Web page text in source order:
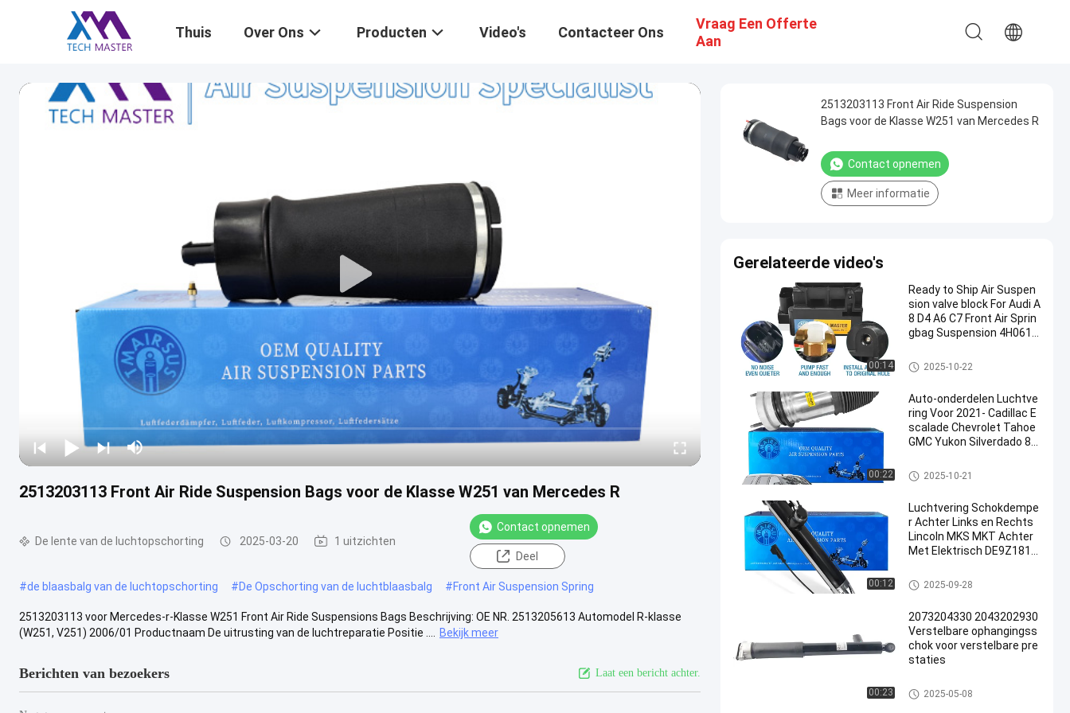
Thuis Over Ons Producten Video's Contacteer Ons
Vraag Een Offerte
Aan
2513203113 Front Air Ride Suspension Bags voor de Klasse W251 van Mercedes R
De lente van de luchtopschorting 2025-03-20 1 uitzichten
Contact opnemen
Deel
#de blaasbalg van de luchtopschorting #De Opschorting van de luchtblaasbalg #Front Air Suspension Spring
2513203113 voor Mercedes-r-Klasse W251 Front Air Ride Suspensions Bags Beschrijving: OE NR. 2513205613 Automodel R-klasse
(W251, V251) 2006/01 Productnaam De uitrusting van de luchtreparatie Positie ....
Bekijk meer
Berichten van bezoekers Laat een bericht achter.
2513203113 Front Air Ride Suspension
Bags voor de Klasse W251 van Mercedes R
Contact opnemen
Meer informatie
Gerelateerde video's
00:14
Ready to Ship Air Suspen
sion valve block For Audi A
8 D4 A6 C7 Front Air Sprin
gbag Suspension 4H0616
De lente van de luchtopschorti
ng
2025-10-22
00:22
Auto-onderdelen Luchtve
ring Voor 2021- Cadillac E
scalade Chevrolet Tahoe
GMC Yukon Silverdado 84
De lente van de luchtopschorti
ng
2025-10-21
00:12
Luchtvering Schokdempe
r Achter Links en Rechts
Lincoln MKS MKT Achter
Met Elektrisch DE9Z1812
25G DE9Z18125H DE9Z18
125F
De Schok van de luchtopschor
ting
2025-09-28
00:23
2073204330 2043202930
Verstelbare ophangingss
chok voor verstelbare pre
staties
De Schok van de luchtopschor
ting
2025-05-08